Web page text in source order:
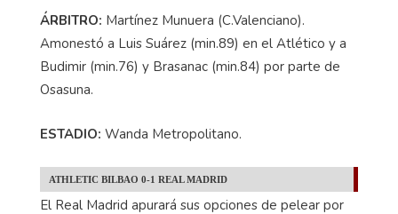
ÁRBITRO: Martínez Munuera (C.Valenciano).
Amonestó a Luis Suárez (min.89) en el Atlético y a
Budimir (min.76) y Brasanac (min.84) por parte de
Osasuna.
ESTADIO: Wanda Metropolitano.
ATHLETIC BILBAO 0-1 REAL MADRID
El Real Madrid apurará sus opciones de pelear por